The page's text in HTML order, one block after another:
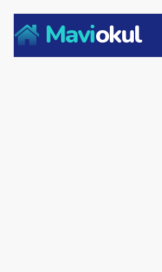
Maviokul